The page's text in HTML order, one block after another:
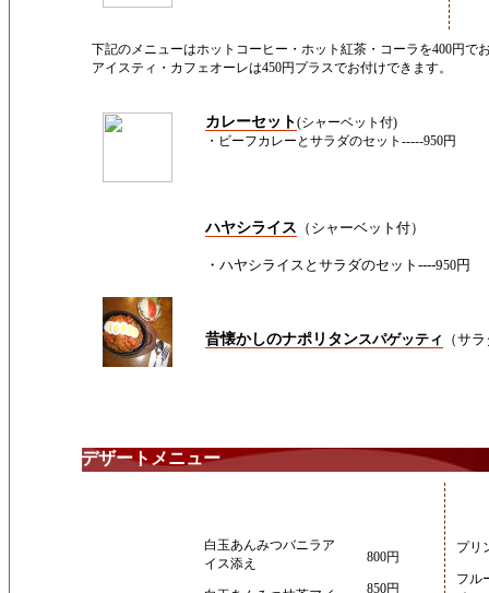
下記のメニューはホットコーヒー・ホット紅茶・コーラを400円で
アイスティ・カフェオーレは450円プラスでお付けできます。
カレーセット(シャーベット付)
・ビーフカレーとサラダのセット-----950円
ハヤシライス （シャーベット付）
・ハヤシライスとサラダのセット----950円
昔懐かしのナポリタンスパゲッティ （サ
デザートメニュー
白玉あんみつバニラア
イス添え
800円
850円
プリ
フル